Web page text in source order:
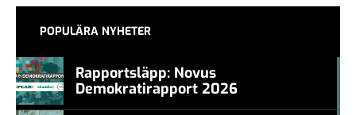
POPULÄRA NYHETER
Rapportsläpp: Novus
Demokratirapport 2026